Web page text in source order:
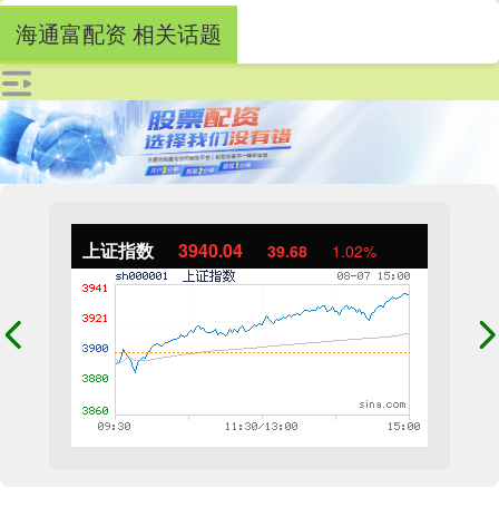
上证指数 3940.04 39.68 1.02%
海通富配资 相关话题